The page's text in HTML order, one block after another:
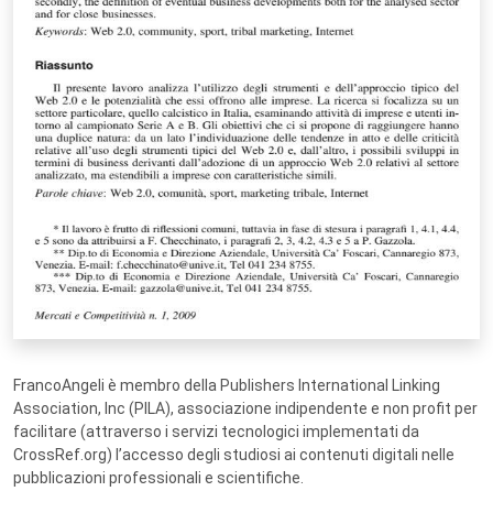
FrancoAngeli è membro della Publishers International Linking
Association, Inc (PILA), associazione indipendente e non profit per
facilitare (attraverso i servizi tecnologici implementati da
CrossRef.org) l’accesso degli studiosi ai contenuti digitali nelle
pubblicazioni professionali e scientifiche.